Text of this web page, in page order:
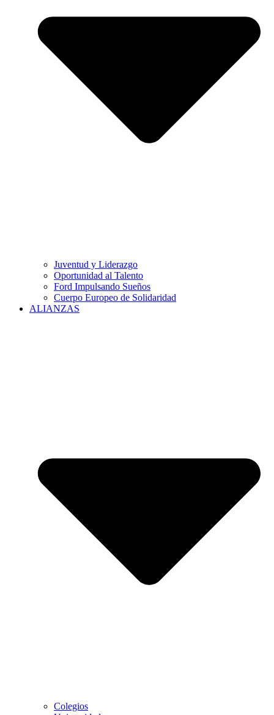
Juventud y Liderazgo
Oportunidad al Talento
Ford Impulsando Sueños
Cuerpo Europeo de Solidaridad
ALIANZAS
Colegios